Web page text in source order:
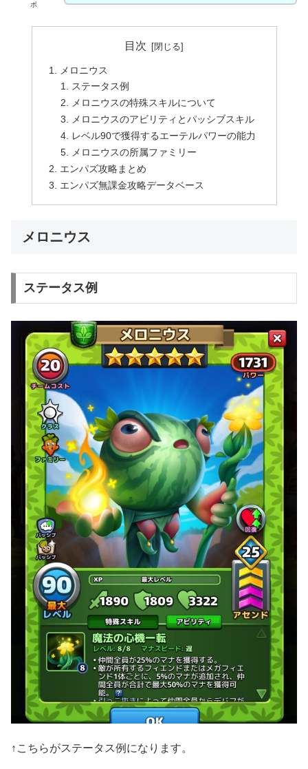
ボ
目次
メロニウス
ステータス例
メロニウスの特殊スキルについて
メロニウスのアビリティとパッシブスキル
レベル90で獲得するエーテルパワーの能力
メロニウスの所属ファミリー
エンパズ攻略まとめ
エンパズ無課金攻略データベース
メロニウス
ステータス例
↑こちらがステータス例になります。